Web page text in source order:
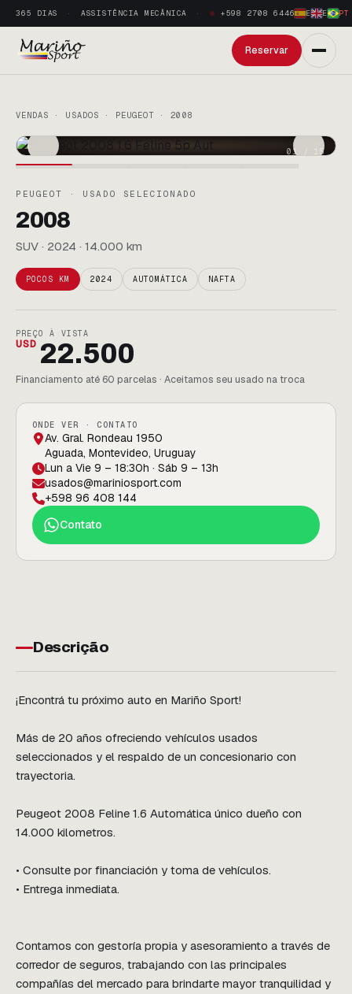
365 DIAS ASSISTÊNCIA MECÂNICA +598 2708 6446 ES
· EN
· PT
Reservar
VENDAS · USADOS · PEUGEOT · 2008
01 15
PEUGEOT · USADO SELECIONADO
2008
SUV · 2024 · 14.000 km
POCOS KM 2024 AUTOMÁTICA NAFTA
PREÇO À VISTA
USD 22.500
Financiamento até 60 parcelas · Aceitamos seu usado na troca
ONDE VER · CONTATO
Av. Gral. Rondeau 1950
Aguada, Montevideo, Uruguay
Lun a Vie 9 – 18:30h · Sáb 9 – 13h
usados@mariniosport.com
+598 96 408 144
Contato
Descrição
¡Encontrá tu próximo auto en Mariño Sport!
Más de 20 años ofreciendo vehículos usados
seleccionados y el respaldo de un concesionario con
trayectoria.
Peugeot 2008 Feline 1.6 Automática único dueño con
14.000 kilometros.
• Consulte por financiación y toma de vehículos.
• Entrega inmediata.
Contamos con gestoría propia y asesoramiento a través de
corredor de seguros, trabajando con las principales
compañías del mercado para brindarte mayor tranquilidad y